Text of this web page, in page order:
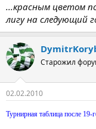
...красным цветом
лигу на следующий
Старожил
02.02.2010
Турнирная таблица после 19-